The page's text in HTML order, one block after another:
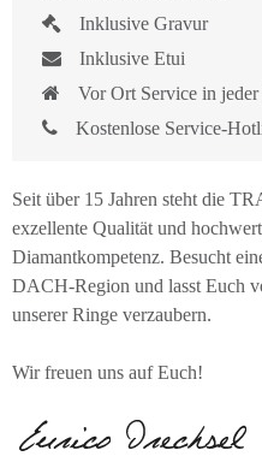
Inklusive Gravur
Inklusive Etui
Vor Ort Service in
Kostenlose Service-
Seit über 15 Jahren steht die
exzellente Qualität und
Diamantkompetenz. Besucht
DACH-Region und lasst Euch
unserer Ringe verzaubern.
Wir freuen uns auf Euch!